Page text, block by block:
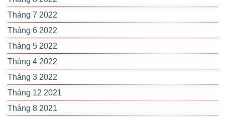
Tháng 7 2022
Tháng 6 2022
Tháng 5 2022
Tháng 4 2022
Tháng 3 2022
Tháng 12 2021
Tháng 8 2021